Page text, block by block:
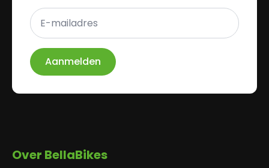
E-
mailadres
*
Aanmelden
Over BellaBikes